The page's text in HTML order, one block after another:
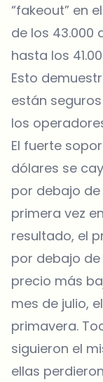
“fakeout” en
de los 43.000
hasta los
Esto
están
los
El fuerte
dólares se
por debajo
primera vez
resultado, el
por debajo de
precio más
mes de julio,
primavera.
siguieron el
ellas